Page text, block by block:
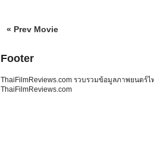
« Prev Movie
Footer
ThaiFilmReviews.com รวบรวมข้อมูลภาพยนตร์
ThaiFilmReviews.com